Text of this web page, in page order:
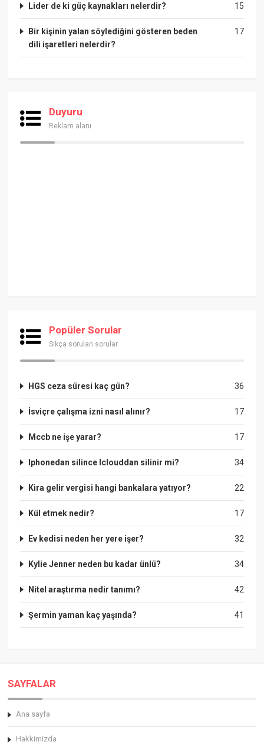
15
Lider de ki güç kaynakları nelerdir?
17
Bir kişinin yalan söylediğini gösteren beden
dili işaretleri nelerdir?
Duyuru
Reklam alanı
Popüler Sorular
Sıkça sorulan sorular
36
HGS ceza süresi kaç gün?
17
İsviçre çalışma izni nasıl alınır?
17
Mccb ne işe yarar?
34
Iphonedan silince Iclouddan silinir mi?
22
Kira gelir vergisi hangi bankalara yatıyor?
17
Kül etmek nedir?
32
Ev kedisi neden her yere işer?
34
Kylie Jenner neden bu kadar ünlü?
42
Nitel araştırma nedir tanımı?
41
Şermin yaman kaç yaşında?
SAYFALAR
Ana sayfa
Hakkimizda